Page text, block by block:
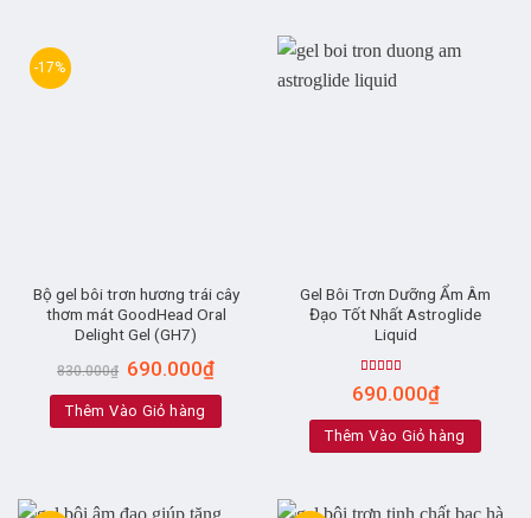
-17%
Bộ gel bôi trơn hương trái cây
thơm mát GoodHead Oral
Delight Gel (GH7)
830.000₫ 690.000₫
Thêm Vào Giỏ hàng
Gel Bôi Trơn Dưỡng Ẩm Âm
Đạo Tốt Nhất Astroglide
Liquid
Rated4.89
out of 5
690.000₫
Thêm Vào Giỏ hàng